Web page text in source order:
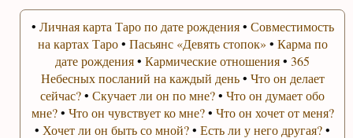
• Личная карта Таро по дате рождения• Совместимость
на картах Таро• Пасьянс «Девять стопок» • Карма по
дате рождения•Кармические отношения•365
Небесных посланий на каждый день• Что он делает
сейчас?•Скучает ли он по мне?•Что он думает обо
мне?• Что он чувствует ко мне?• Что он хочет от меня?
• Хочет ли он быть со мной?•Есть ли у него другая?•